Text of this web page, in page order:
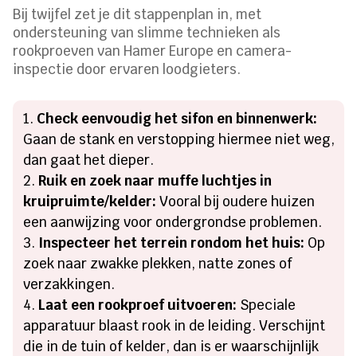
Bij twijfel zet je dit stappenplan in, met
ondersteuning van slimme technieken als
rookproeven van Hamer Europe en camera-
inspectie door ervaren loodgieters.
Check eenvoudig het sifon en binnenwerk:
Gaan de stank en verstopping hiermee niet weg,
dan gaat het dieper.
Ruik en zoek naar muffe luchtjes in
kruipruimte/kelder: Vooral bij oudere huizen
een aanwijzing voor ondergrondse problemen.
Inspecteer het terrein rondom het huis: Op
zoek naar zwakke plekken, natte zones of
verzakkingen.
Laat een rookproef uitvoeren: Speciale
apparatuur blaast rook in de leiding. Verschijnt
die in de tuin of kelder, dan is er waarschijnlijk